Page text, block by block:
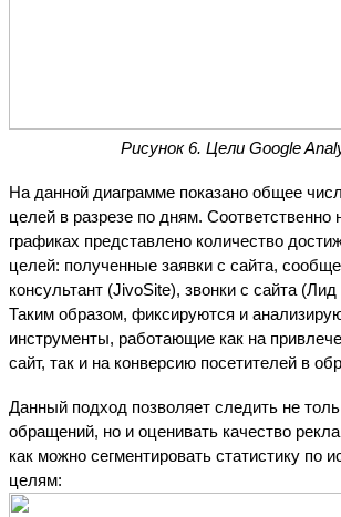
Рисунок 6. Цели Google
На данной диаграмме показано общее
целей в разрезе по дням. Соответственно
графиках представлено количество
целей: полученные заявки с сайта,
консультант (JivoSite), звонки с сайта
Таким образом, фиксируются и
инструменты, работающие как на
сайт, так и на конверсию посетителей в
Данный подход позволяет следить не
обращений, но и оценивать качество
как можно сегментировать статистику по
целям: